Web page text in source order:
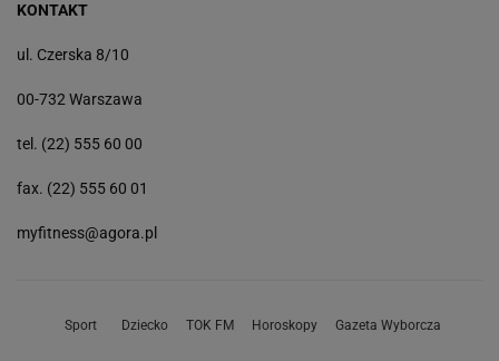
KONTAKT
ul. Czerska 8/10
00-732 Warszawa
tel. (22) 555 60 00
fax. (22) 555 60 01
myfitness@agora.pl
Sport Dziecko TOK FM Horoskopy Gazeta Wyborcza